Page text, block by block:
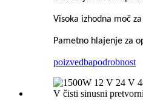
Visoka izhodna moč
Pametno hlajenje za
poizvedbapodrobnost